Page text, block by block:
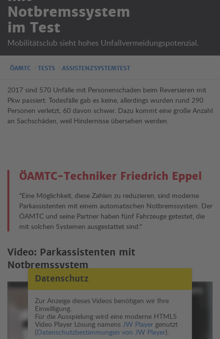
Notbremssystem
im Test
Mobilitätsclub sieht hohes Unfallvermeidungspotenzial.
ÖAMTC TESTS ASSISTENZSYSTEMTEST
2017 sind 570 Unfälle mit Personenschaden beim Reversieren mit
Pkw passiert. Todesfälle gab es keine, allerdings wurden rund 290
Personen verletzt, 60 davon schwer. Dazu kommt eine große Anzahl
an Sachschäden, weil Hindernisse übersehen werden.
ÖAMTC-Techniker Friedrich Eppel
"Eine Möglichkeit, diese Zahlen zu reduzieren, sind moderne
Parkassistenten mit einem automatischen Notbremssystem. Der
ÖAMTC und seine Partner haben fünf Fahrzeuge getestet, die
mit solchen Systemen ausgestattet sind."
Video: Parkassistenten mit
Notbremssystem
Datenschutz
Zur Anzeige dieses Videos benötigen wir Ihre
Einwilligung.
Für die Ausspielung wird eine moderne HTML5
Video Player Lösung namens JW Playergenutzt
(Datenschutzbestimmungen von JW Player).